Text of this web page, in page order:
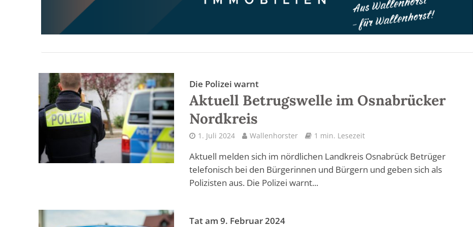
Die Polizei warnt
Aktuell Betrugswelle im Osnabrücker
Nordkreis
1. Juli 2024 Wallenhorster 1 min. Lesezeit
Aktuell melden sich im nördlichen Landkreis Osnabrück Betrüger
telefonisch bei den Bürgerinnen und Bürgern und geben sich als
Polizisten aus. Die Polizei warnt...
Tat am 9. Februar 2024